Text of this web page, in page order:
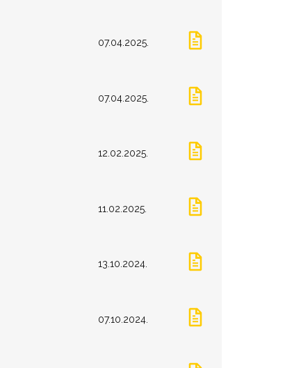
07.04.2025.
07.04.2025.
12.02.2025.
11.02.2025.
13.10.2024.
07.10.2024.